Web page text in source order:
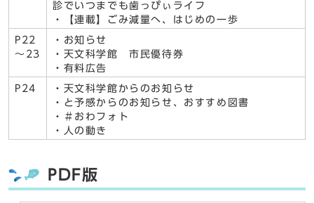
診でいつまでも歯っぴぃライフ
・【連載】ごみ減量へ、はじめの一歩
P22
～23
・お知らせ
・天文科学館 市民優待券
・有料広告
P24
・天文科学館からのお知らせ
・と予感からのお知らせ、おすすめ図書
・＃おわフォト
・人の動き
PDF版